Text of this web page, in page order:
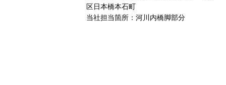
区日本橋本石町
当社担当箇所：河川内橋脚部分